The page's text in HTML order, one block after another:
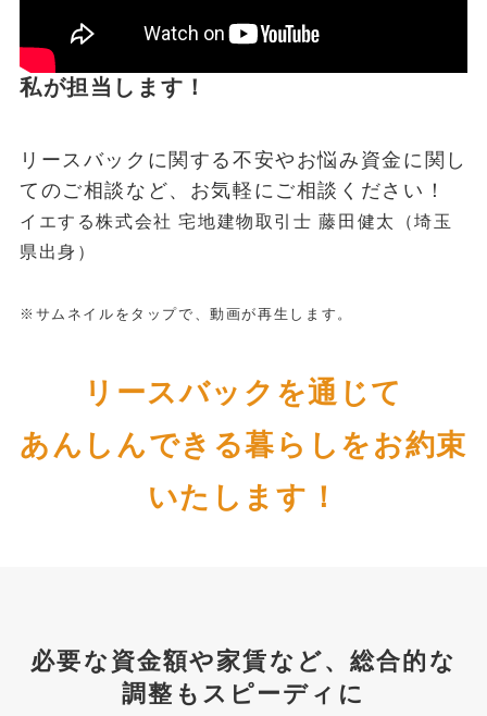
私が担当します！
リースバックに関する不安やお悩み資金に関し
てのご相談など、お気軽にご相談ください！
イエする株式会社 宅地建物取引士 藤田健太（埼玉
県出身）
※サムネイルをタップで、動画が再生します。
リースバックを通じて
あんしんできる暮らしをお約束
いたします！
必要な資金額や家賃など、総合的な
調整もスピーディに